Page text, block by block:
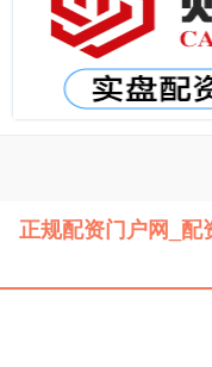
正规配资门户网_配